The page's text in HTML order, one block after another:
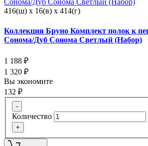
416(ш) x 16(в) x 414(г)
Коллекция Бруно Комплект полок к
Сонома/Дуб Сонома Светлый (Набор)
1 188 ₽
1 320 ₽
Вы экономите
132 ₽
-
Количество
+